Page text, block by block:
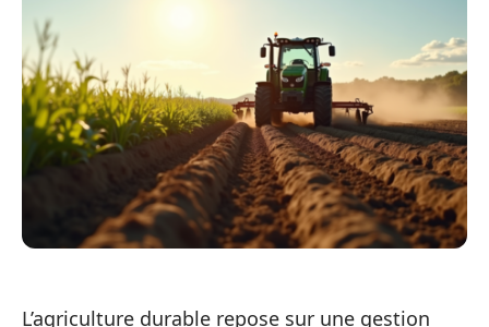
L’agriculture durable repose sur une gestion